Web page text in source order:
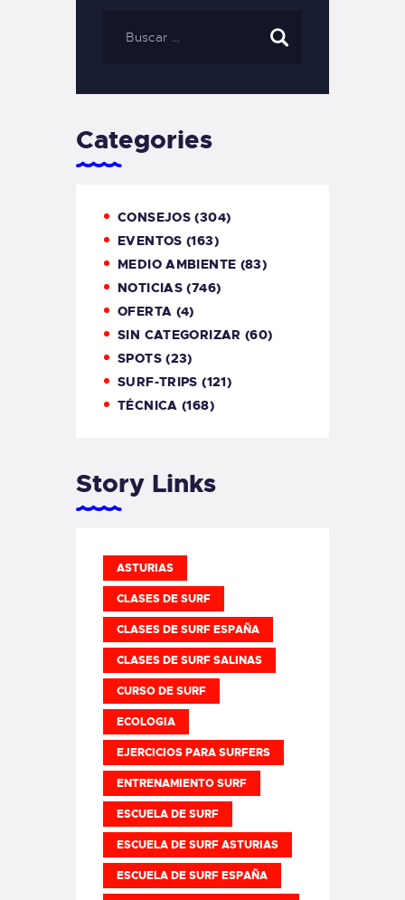
Categories
CONSEJOS (304)
EVENTOS (163)
MEDIO AMBIENTE (83)
NOTICIAS (746)
OFERTA (4)
SIN CATEGORIZAR (60)
SPOTS(23)
SURF-TRIPS (121)
TÉCNICA (168)
Story Links
ASTURIAS
CLASES DE SURF
CLASES DE SURF ESPAÑA
CLASES DE SURF SALINAS
CURSO DE SURF
ECOLOGIA
EJERCICIOS PARA SURFERS
ENTRENAMIENTO SURF
ESCUELA DE SURF
ESCUELA DE SURF ASTURIAS
ESCUELA DE SURF ESPAÑA